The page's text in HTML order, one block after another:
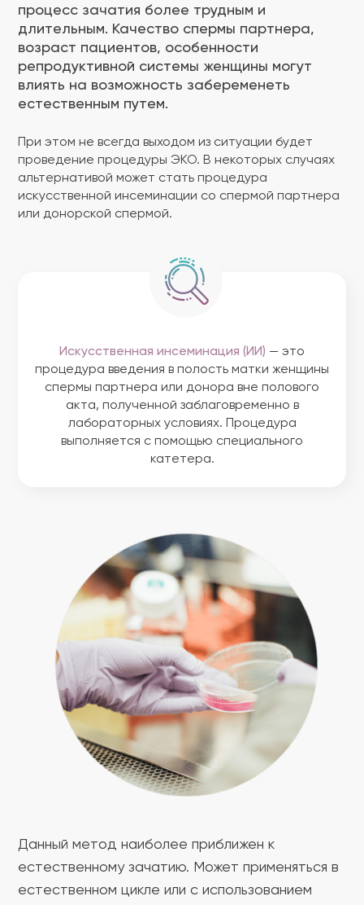
процесс зачатия более трудным и
длительным. Качество спермы партнера,
возраст пациентов, особенности
репродуктивной системы женщины могут
влиять на возможность забеременеть
естественным путем.
При этом не всегда выходом из ситуации будет
проведение процедуры ЭКО. В некоторых случаях
альтернативой может стать процедура
искусственной инсеминации со спермой партнера
или донорской спермой.
Искусственная инсеминация (ИИ) — это
процедура введения в полость матки женщины
спермы партнера или донора вне полового
акта, полученной заблаговременно в
лабораторных условиях. Процедура
выполняется с помощью специального
катетера.
Данный метод наиболее приближен к
естественному зачатию. Может применяться в
естественном цикле или с использованием